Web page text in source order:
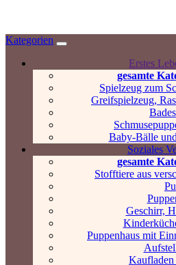
Kategorien
Erstes
gesamte
Spielzeug zum
Greifspielzeug,
Baby-Bälle
Soziales
gesamte
Stofftiere aus
Geschirr,
Puppenhaus mit